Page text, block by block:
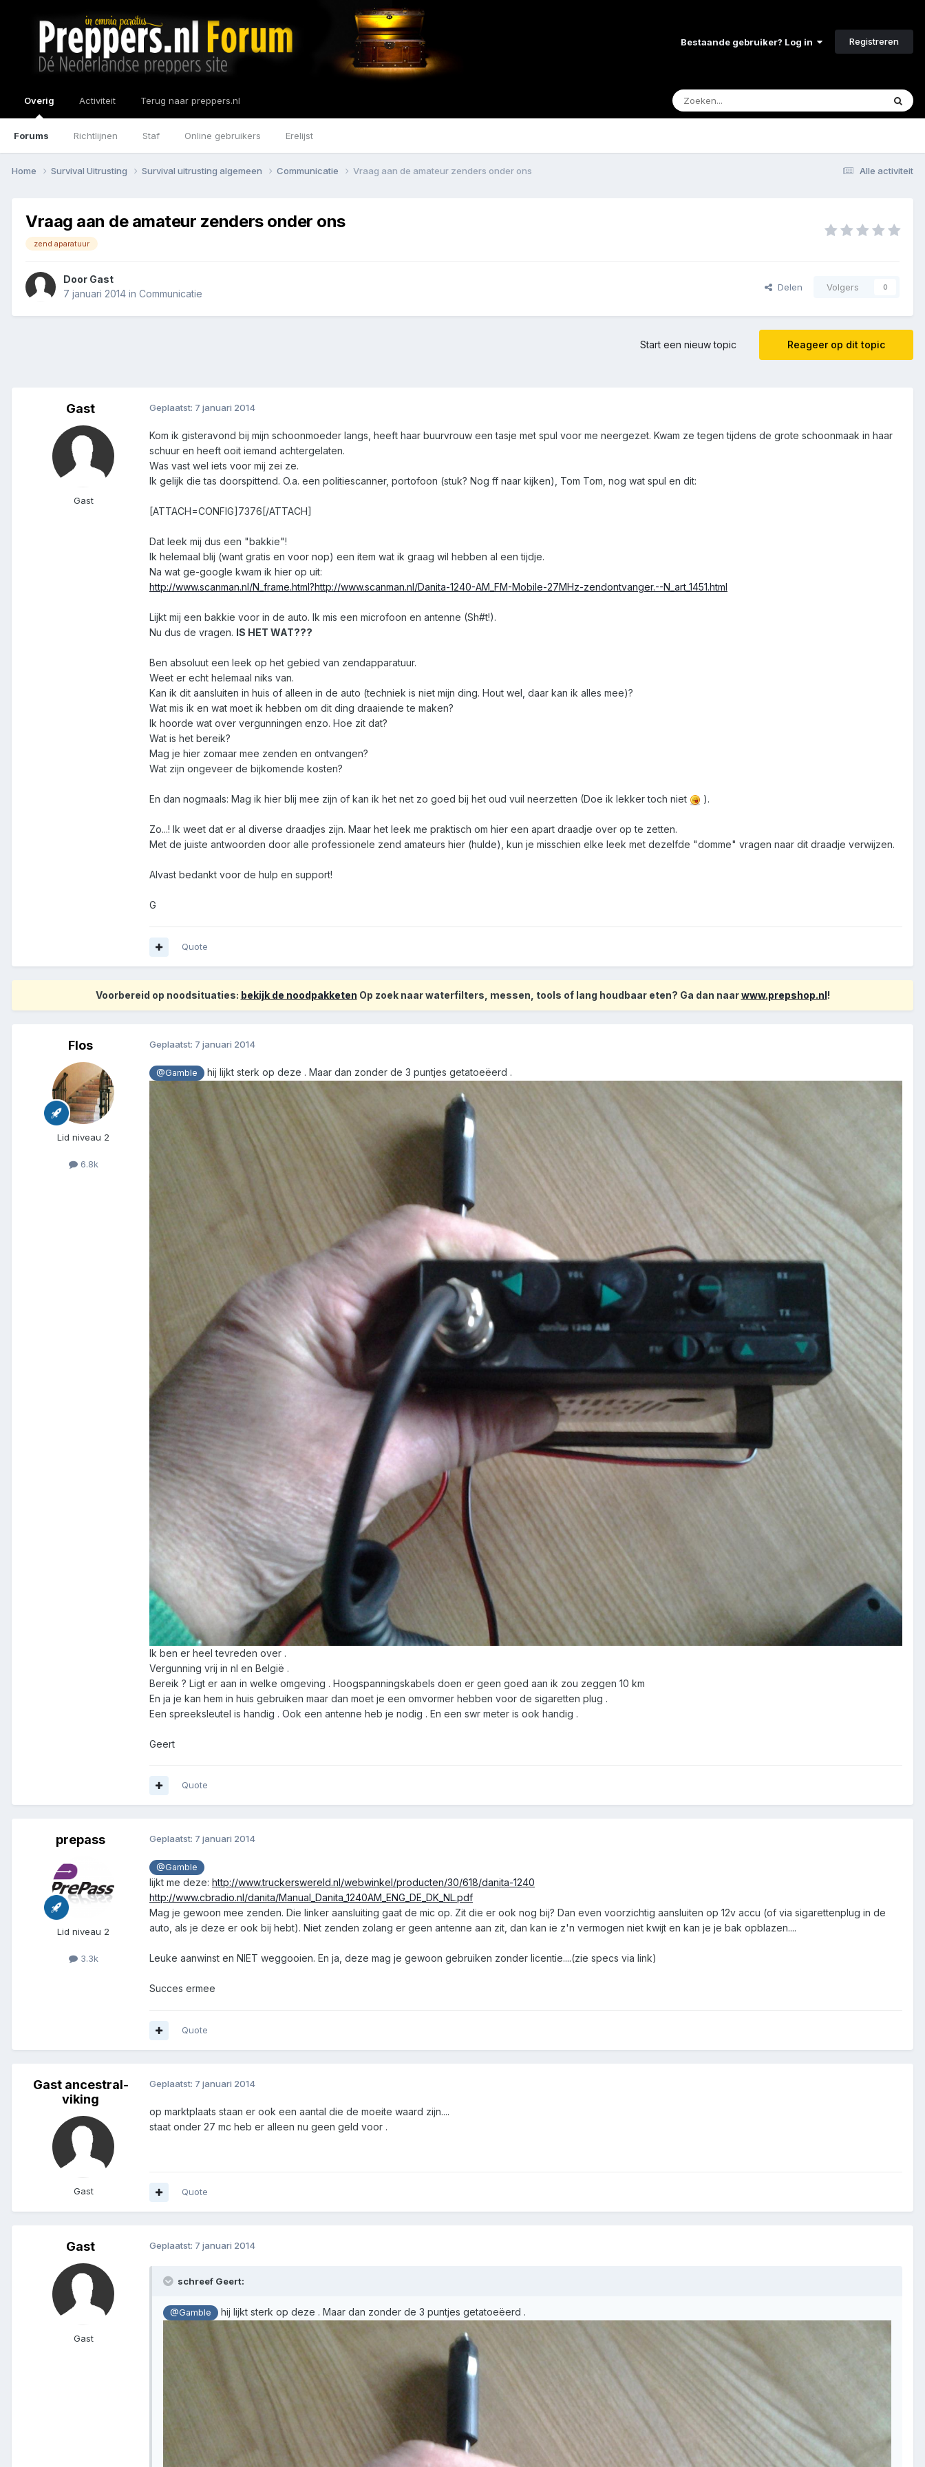
Bestaande gebruiker? Log in Registreren
Overig
Forums Richtlijnen Staf Online gebruikers Erelijst
Activiteit Terug naar preppers.nl
Alle activiteit
Home Survival Uitrusting Survival uitrusting algemeen Communicatie Vraag aan de amateur zenders onder ons
Vraag aan de amateur zenders onder ons
zend aparatuur
Door Gast
7 januari 2014 in Communicatie
Delen Volgers 0
Reageer op dit topic
Start een nieuw topic
Gast
Gast
Geplaatst: 7 januari 2014
Kom ik gisteravond bij mijn schoonmoeder langs, heeft haar buurvrouw een tasje met spul voor me neergezet. Kwam ze tegen tijdens de grote schoonmaak in haar
schuur en heeft ooit iemand achtergelaten.
Was vast wel iets voor mij zei ze.
Ik gelijk die tas doorspittend. O.a. een politiescanner, portofoon (stuk? Nog ff naar kijken), Tom Tom, nog wat spul en dit:
[ATTACH=CONFIG]7376[/ATTACH]
Dat leek mij dus een "bakkie"!
Ik helemaal blij (want gratis en voor nop) een item wat ik graag wil hebben al een tijdje.
Na wat ge-google kwam ik hier op uit:
http://www.scanman.nl/N_frame.html?http://www.scanman.nl/Danita-1240-AM_FM-Mobile-27MHz-zendontvanger.--N_art_1451.html
Lijkt mij een bakkie voor in de auto. Ik mis een microfoon en antenne (Sh#t!).
Nu dus de vragen. IS HET WAT???
Ben absoluut een leek op het gebied van zendapparatuur.
Weet er echt helemaal niks van.
Kan ik dit aansluiten in huis of alleen in de auto (techniek is niet mijn ding. Hout wel, daar kan ik alles mee)?
Wat mis ik en wat moet ik hebben om dit ding draaiende te maken?
Ik hoorde wat over vergunningen enzo. Hoe zit dat?
Wat is het bereik?
Mag je hier zomaar mee zenden en ontvangen?
Wat zijn ongeveer de bijkomende kosten?
En dan nogmaals: Mag ik hier blij mee zijn of kan ik het net zo goed bij het oud vuil neerzetten (Doe ik lekker toch niet ).
Zo...! Ik weet dat er al diverse draadjes zijn. Maar het leek me praktisch om hier een apart draadje over op te zetten.
Met de juiste antwoorden door alle professionele zend amateurs hier (hulde), kun je misschien elke leek met dezelfde "domme" vragen naar dit draadje verwijzen.
Alvast bedankt voor de hulp en support!
G
Quote
Voorbereid op noodsituaties: bekijk de noodpakketen Op zoek naar waterfilters, messen, tools of lang houdbaar eten? Ga dan naarwww.prepshop.nl!
Flos
Lid niveau 2
6.8k
Geplaatst: 7 januari 2014
@Gamble hij lijkt sterk op deze . Maar dan zonder de 3 puntjes getatoeëerd .
Ik ben er heel tevreden over .
Vergunning vrij in nl en België .
Bereik ? Ligt er aan in welke omgeving . Hoogspanningskabels doen er geen goed aan ik zou zeggen 10 km
En ja je kan hem in huis gebruiken maar dan moet je een omvormer hebben voor de sigaretten plug .
Een spreeksleutel is handig . Ook een antenne heb je nodig . En een swr meter is ook handig .
Geert
Quote
prepass
Lid niveau 2
3.3k
Geplaatst: 7 januari 2014
@Gamble
lijkt me deze: http://www.truckerswereld.nl/webwinkel/producten/30/618/danita-1240
http://www.cbradio.nl/danita/Manual_Danita_1240AM_ENG_DE_DK_NL.pdf
Mag je gewoon mee zenden. Die linker aansluiting gaat de mic op. Zit die er ook nog bij? Dan even voorzichtig aansluiten op 12v accu (of via sigarettenplug in de
auto, als je deze er ook bij hebt). Niet zenden zolang er geen antenne aan zit, dan kan ie z'n vermogen niet kwijt en kan je je bak opblazen....
Leuke aanwinst en NIET weggooien. En ja, deze mag je gewoon gebruiken zonder licentie....(zie specs via link)
Succes ermee
Quote
Gast ancestral-
viking
Gast
Geplaatst: 7 januari 2014
op marktplaats staan er ook een aantal die de moeite waard zijn....
staat onder 27 mc heb er alleen nu geen geld voor .
Quote
Gast
Gast
Geplaatst: 7 januari 2014
schreef Geert:
@Gamble hij lijkt sterk op deze . Maar dan zonder de 3 puntjes getatoeëerd .